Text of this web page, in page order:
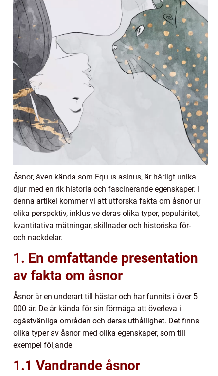
Åsnor, även kända som Equus asinus, är härligt unika
djur med en rik historia och fascinerande egenskaper. I
denna artikel kommer vi att utforska fakta om åsnor ur
olika perspektiv, inklusive deras olika typer, populäritet,
kvantitativa mätningar, skillnader och historiska för-
och nackdelar.
1. En omfattande presentation
av fakta om åsnor
Åsnor är en underart till hästar och har funnits i över 5
000 år. De är kända för sin förmåga att överleva i
ogästvänliga områden och deras uthållighet. Det finns
olika typer av åsnor med olika egenskaper, som till
exempel följande:
1.1 Vandrande åsnor